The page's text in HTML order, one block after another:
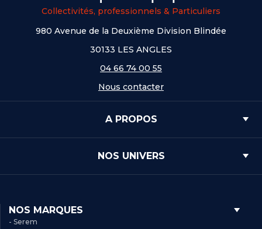
Collectivités, professionnels & Particuliers
980 Avenue de la Deuxième Division Blindée
30133 LES ANGLES
04 66 74 00 55
Nous contacter
A PROPOS
NOS UNIVERS
NOS MARQUES
- Serem